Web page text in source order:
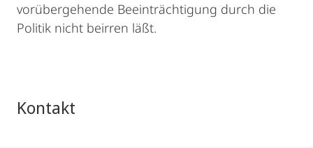
vorübergehende Beeinträchtigung durch die
Politik nicht beirren läßt.
Kontakt